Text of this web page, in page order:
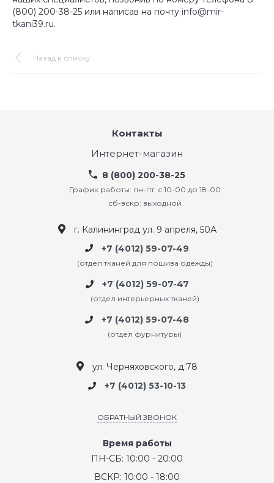
(800) 200-38-25 или написав на почту info@mir-
tkani39.ru.
Назад к списку
Контакты
Интернет-магазин
8 (800) 200-38-25
График работы: пн-пт: с 10-00 до 18-00
сб-вскр: выходной
г. Калининград ул. 9 апреля, 50А
+7 (4012) 59-07-49
(отдел тканей для пошива одежды)
+7 (4012) 59-07-47
(отдел интерьерных тканей)
+7 (4012) 59-07-48
(отдел фурнитуры)
ул. Черняховского, д.78
+7 (4012) 53-10-13
ОБРАТНЫЙ ЗВОНОК
Время работы
ПН-СБ: 10:00 - 20:00
ВСКР: 10:00 - 18:00